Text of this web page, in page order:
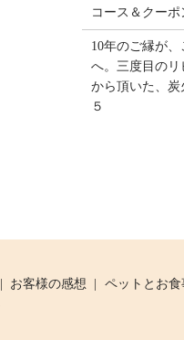
コース＆クーポ
10年のご縁が
へ。三度目のリ
から頂いた、
５
お客様の感想
ペットとお食